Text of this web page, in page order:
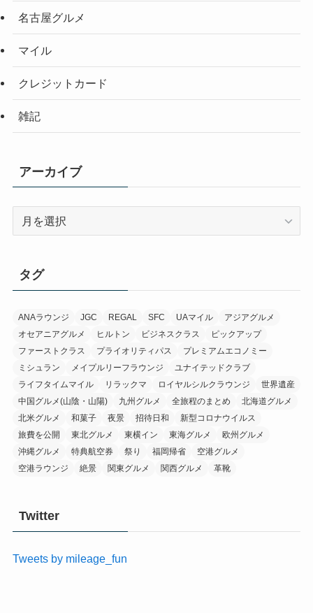
名古屋グルメ
マイル
クレジットカード
雑記
アーカイブ
ブ
タグ
ANAラウンジ JGC REGAL SFC UAマイル
アジアグルメ
オセアニアグルメ
ヒルトン ビジネスクラス
ピックアップ
ファーストクラス
プライオリティパス
プレミアムエコノミー
ミシュラン
メイプルリーフラウンジ
ユナイテッドクラブ
ライフタイムマイル
リラックマ ロイヤルシルクラウンジ
世界遺産
中国グルメ(山陰・山陽)
九州グルメ 全旅程のまとめ
北海道グルメ
北米グルメ
和菓子 夜景 招待日和
新型コロナウイルス
旅費を公開
東北グルメ 東横イン 東海グルメ
欧州グルメ
沖縄グルメ
特典航空券 祭り 福岡帰省
空港グルメ
空港ラウンジ
絶景 関東グルメ 関西グルメ 革靴
Twitter
Tweets by mileage_fun